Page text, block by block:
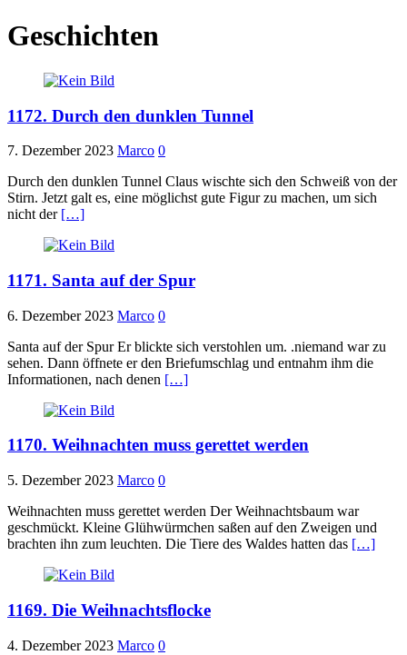
Geschichten
1172. Durch den dunklen Tunnel
7. Dezember 2023 Marco 0
Durch den dunklen Tunnel Claus wischte sich den Schweiß von der
Stirn. Jetzt galt es, eine möglichst gute Figur zu machen, um sich
nicht der […]
1171. Santa auf der Spur
6. Dezember 2023 Marco 0
Santa auf der Spur Er blickte sich verstohlen um. .niemand war zu
sehen. Dann öffnete er den Briefumschlag und entnahm ihm die
Informationen, nach denen […]
1170. Weihnachten muss gerettet werden
5. Dezember 2023 Marco 0
Weihnachten muss gerettet werden Der Weihnachtsbaum war
geschmückt. Kleine Glühwürmchen saßen auf den Zweigen und
brachten ihn zum leuchten. Die Tiere des Waldes hatten das […]
1169. Die Weihnachtsflocke
4. Dezember 2023 Marco 0